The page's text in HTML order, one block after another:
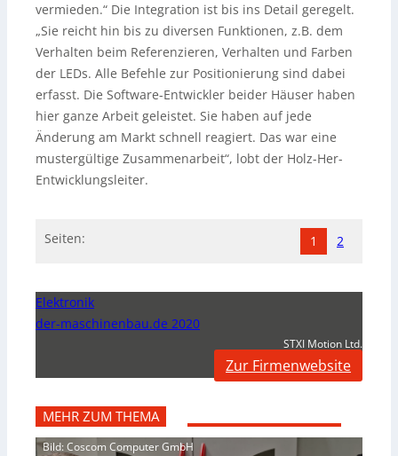
vermieden.“ Die Integration ist bis ins Detail geregelt.
„Sie reicht hin bis zu diversen Funktionen, z.B. dem
Verhalten beim Referenzieren, Verhalten und Farben
der LEDs. Alle Befehle zur Positionierung sind dabei
erfasst. Die Software-Entwickler beider Häuser haben
hier ganze Arbeit geleistet. Sie haben auf jede
Änderung am Markt schnell reagiert. Das war eine
mustergültige Zusammenarbeit“, lobt der Holz-Her-
Entwicklungsleiter.
Seiten: 1 2
Elektronik
der-maschinenbau.de 2020
STXI Motion Ltd.
Zur Firmenwebsite
MEHR ZUM THEMA
Bild: Coscom Computer GmbH